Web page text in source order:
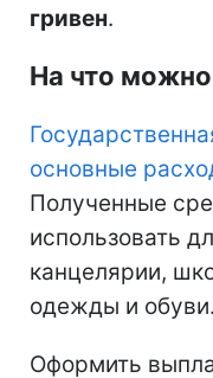
гривен.
На что можно
основные
Полученные
использовать
канцелярии,
одежды и обуви.
Оформить